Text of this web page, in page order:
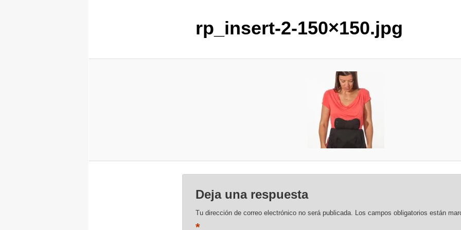
rp_insert-2-150×150.jpg
Deja una respuesta
Tu dirección de correo electrónico no será publicada. Los campos obligatorios están
*